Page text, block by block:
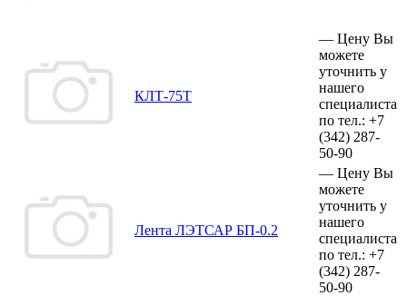
КЛТ-75Т
— Цену Вы
можете
уточнить у
нашего
специалиста
по тел.: +7
(342) 287-
50-90
Лента ЛЭТСАР БП-0.2
— Цену Вы
можете
уточнить у
нашего
специалиста
по тел.: +7
(342) 287-
50-90